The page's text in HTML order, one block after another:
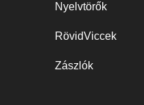
Nyelvtörők
RövidViccek
Zászlók